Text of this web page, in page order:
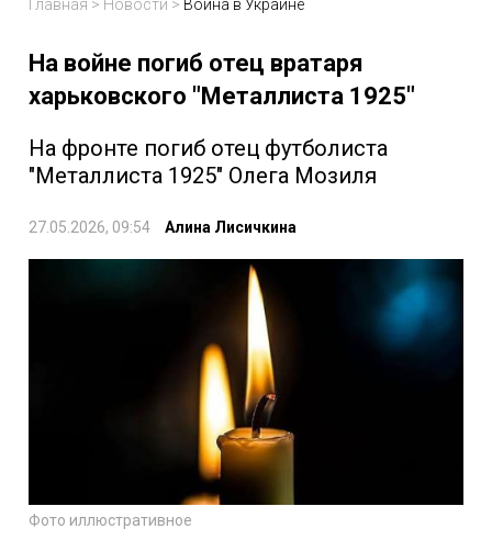
Главная > Новости > Война в Украине
На войне погиб отец вратаря
харьковского "Металлиста 1925"
На фронте погиб отец футболиста
"Металлиста 1925" Олега Мозиля
27.05.2026, 09:54 Алина Лисичкина
Фото иллюстративное